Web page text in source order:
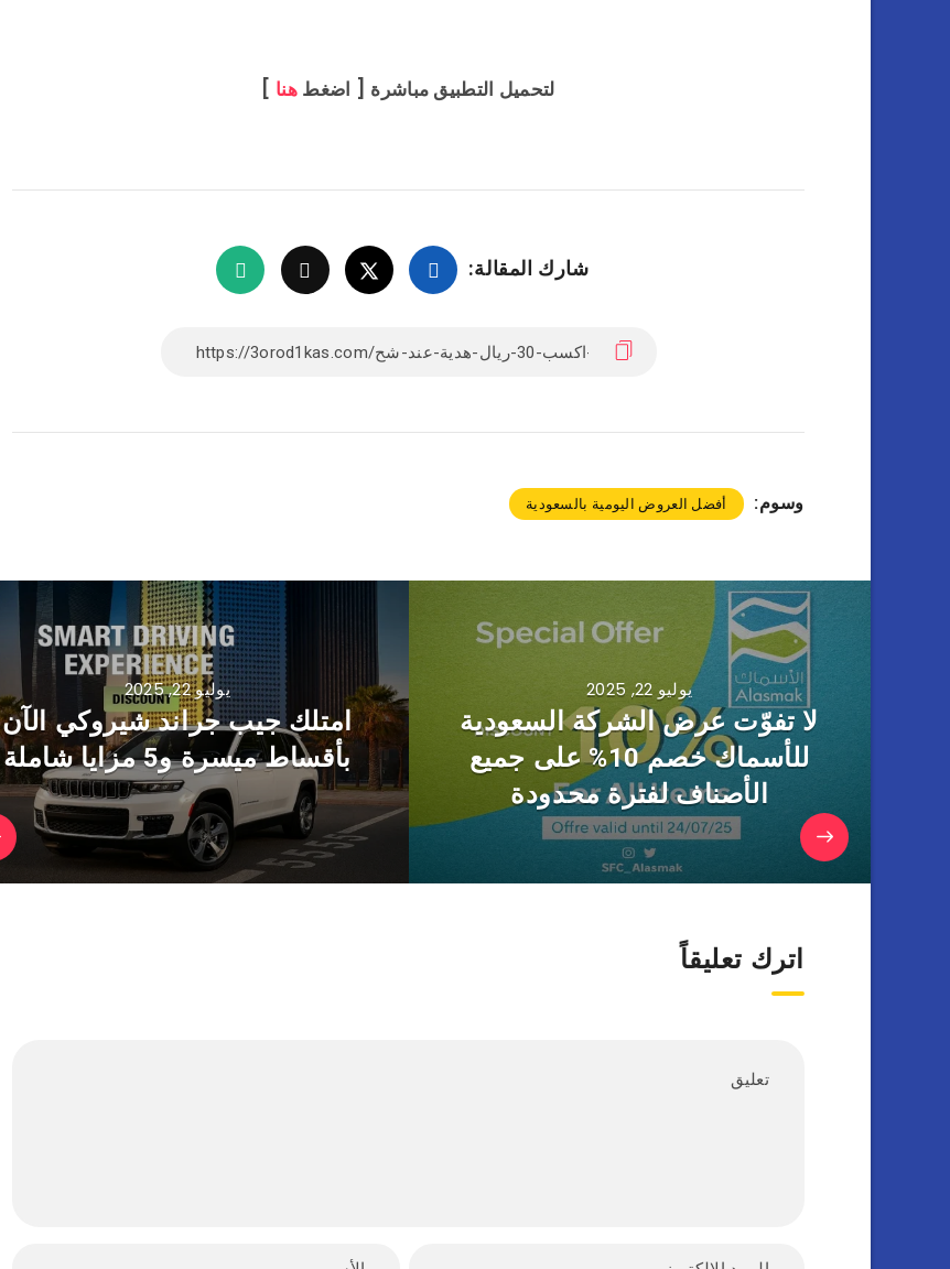
لتحميل التطبيق مباشرة [ اضغطهنا ]
شارك المقالة:
وسوم: أفضل العروض اليومية بالسعودية
يوليو 22, 2025
امتلك جيب جراند شيروكي الآن
بأقساط ميسرة و5 مزايا شاملة
يوليو 22, 2025
لا تفوّت عرض الشركة السعودية
للأسماك خصم 10% على جميع
الأصناف لفترة محدودة
اترك تعليقاً